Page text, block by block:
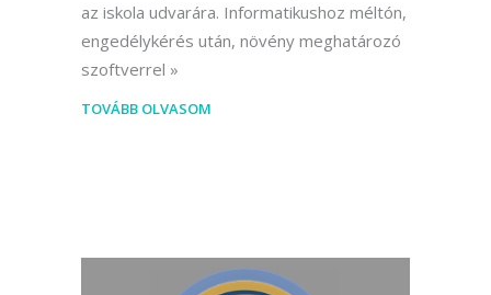
az iskola udvarára. Informatikushoz méltón,
engedélykérés után, növény meghatározó
szoftverrel
TOVÁBB OLVASOM